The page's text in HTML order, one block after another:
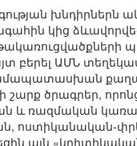
խնդիրներն
կից
բերել ԱՄՆ
շարք ծրագրեր,
և ռազմական
այն